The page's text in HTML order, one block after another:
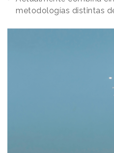
metodologías distintas